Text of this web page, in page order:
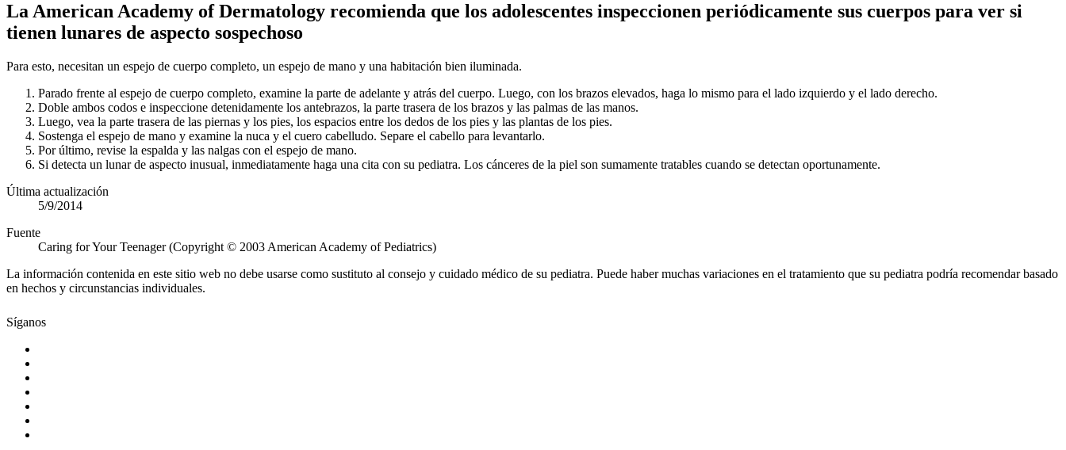
La American Academy of Dermatology recomienda que los adolescentes inspeccionen periódicamente sus cuerpos para ver si
tienen lunares de aspecto sospechoso
Para esto, necesitan un espejo de cuerpo completo, un espejo de mano y una habitación bien iluminada.
Parado frente al espejo de cuerpo completo, examine la parte de adelante y atrás del cuerpo. Luego, con los brazos elevados, haga lo mismo para el lado izquierdo y el lado derecho.
Doble ambos codos e inspeccione detenidamente los antebrazos, la parte trasera de los brazos y las palmas de las manos.
Luego, vea la parte trasera de las piernas y los pies, los espacios entre los dedos de los pies y las plantas de los pies.
Sostenga el espejo de mano y examine la nuca y el cuero cabelludo. Separe el cabello para levantarlo.
Por último, revise la espalda y las nalgas con el espejo de mano.
Si detecta un lunar de aspecto inusual, inmediatamente haga una cita con su pediatra. Los cánceres de la piel son sumamente tratables cuando se detectan oportunamente.
Última actualización
5/9/2014
Fuente
Caring for Your Teenager (Copyright © 2003 American Academy of Pediatrics)
La información contenida en este sitio web no debe usarse como sustituto al consejo y cuidado médico de su pediatra. Puede haber muchas variaciones en el tratamiento que su pediatra podría recomendar basado
en hechos y circunstancias individuales.
Síganos